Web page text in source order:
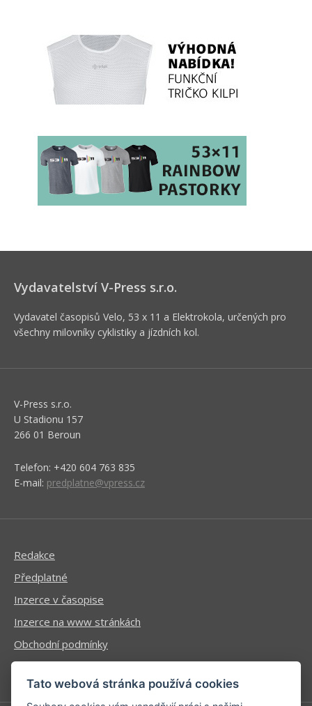
Vydavatelství V-Press s.r.o.
Vydavatel časopisů Velo, 53 x 11 a Elektrokola, určených pro
všechny milovníky cyklistiky a jízdních kol.
V-Press s.r.o.
U Stadionu 157
266 01 Beroun
Telefon: +420 604 763 835
E-mail: predplatne@vpress.cz
Redakce
Předplatné
Inzerce v časopise
Inzerce na www stránkách
Obchodní podmínky
Ochrana osobních údajů
Tato webová stránka používá cookies